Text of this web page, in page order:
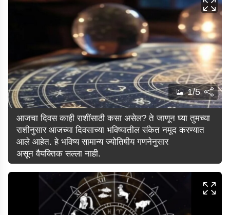
1/5
आजचा दिवस काही राशींसाठी कसा असेल? ते जाणून घ्या तुमच्या
राशीनुसार आजच्या दिवसाच्या भविष्यातील संकेत नमूद करण्यात
आले आहेत. हे भविष्य सामान्य ज्योतिषीय गणनेनुसार
असून वैयक्तिक सल्ला नाही.